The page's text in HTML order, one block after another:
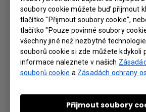
soubory cookie můžete buď přijmout
tlačítko "Přijmout soubory cookie",
tlačítko "Pouze povinné soubory
všechny jiné než nezbytné
souborů cookie si zde můžete kdykoli
informace naleznete v našich
souborů cookie a Zásadách ochrany
Přijmout soubory
Jak exportovat log pro EDLA
Jaký je rozdíl mezi DMS
Local?
pomocí DMS Local?